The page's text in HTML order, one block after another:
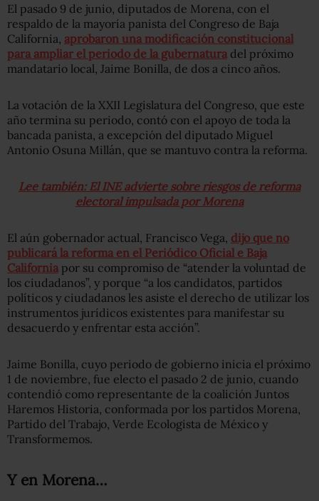
El pasado 9 de junio, diputados de Morena, con el
respaldo de la mayoría panista del Congreso de Baja
California, aprobaron una modificación constitucional
para ampliar el periodo de la gubernatura del próximo
mandatario local, Jaime Bonilla, de dos a cinco años.
La votación de la XXII Legislatura del Congreso, que este
año termina su periodo, contó con el apoyo de toda la
bancada panista, a excepción del diputado Miguel
Antonio Osuna Millán, que se mantuvo contra la reforma.
Lee también: El INE advierte sobre riesgos de reforma
electoral impulsada por Morena
El aún gobernador actual, Francisco Vega, dijo que no
publicará la reforma en el Periódico Oficial e Baja
California por su compromiso de “atender la voluntad de
los ciudadanos”, y porque “a los candidatos, partidos
políticos y ciudadanos les asiste el derecho de utilizar los
instrumentos jurídicos existentes para manifestar su
desacuerdo y enfrentar esta acción”.
Jaime Bonilla, cuyo periodo de gobierno inicia el próximo
1 de noviembre, fue electo el pasado 2 de junio, cuando
contendió como representante de la coalición Juntos
Haremos Historia, conformada por los partidos Morena,
Partido del Trabajo, Verde Ecologista de México y
Transformemos.
Y en Morena…